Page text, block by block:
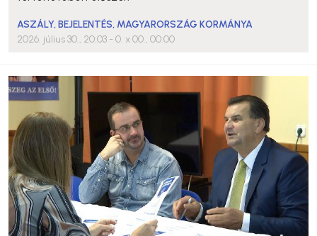
ASZÁLY,BEJELENTÉS, MAGYARORSZÁG KORMÁNYA
2026. július 30., 20:03 - 0. x 00., 00:00